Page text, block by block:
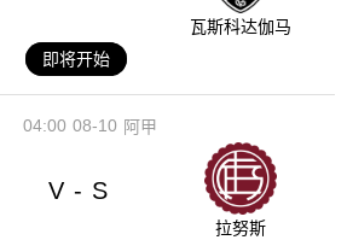
瓦斯科达伽马
即将开始
08-10
04:00 阿甲
V - S
拉努斯